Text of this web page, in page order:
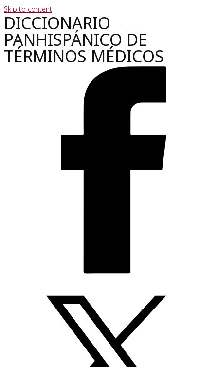
Skip to content
DICCIONARIO
PANHISPÁNICO DE
TÉRMINOS MÉDICOS